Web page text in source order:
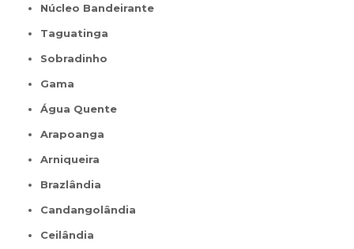
Núcleo Bandeirante
Taguatinga
Sobradinho
Gama
Água Quente
Arapoanga
Arniqueira
Brazlândia
Candangolândia
Ceilândia